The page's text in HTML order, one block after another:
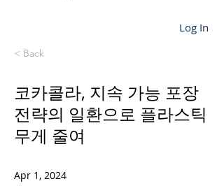
Log In
< Back
코카콜라, 지속 가능 포장
전략의 일환으로 플라스틱
무게 줄여
Apr 1, 2024